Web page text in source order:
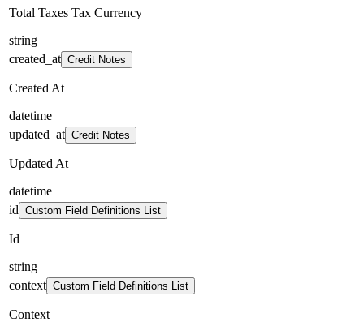
Total Taxes Tax Currency
string
created_at Credit Notes
Created At
datetime
updated_at Credit Notes
Updated At
datetime
id Custom Field Definitions List
Id
string
context Custom Field Definitions List
Context